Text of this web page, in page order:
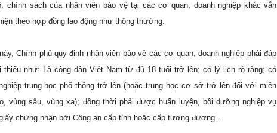
chính sách của nhân viên bảo vệ tại các cơ quan, doanh nghiệp khác vẫn
theo hợp đồng lao động như thông thường.
Chính phủ quy định nhân viên bảo vệ các cơ quan, doanh nghiệp phải đáp
thiểu như: Là công dân Việt Nam từ đủ 18 tuổi trở lên; có lý lịch rõ ràng; có
trung học phổ thông trở lên (hoặc trung học cơ sở trở lên đối với miền
vùng sâu, vùng xa); đồng thời phải được huấn luyện, bồi dưỡng nghiệp vụ
chứng nhận bởi Công an cấp tỉnh hoặc cấp tương đương...